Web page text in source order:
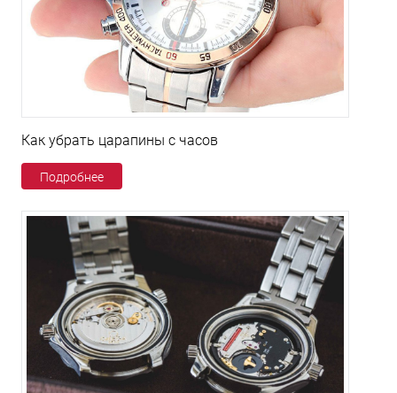
Как убрать царапины с часов
Подробнее